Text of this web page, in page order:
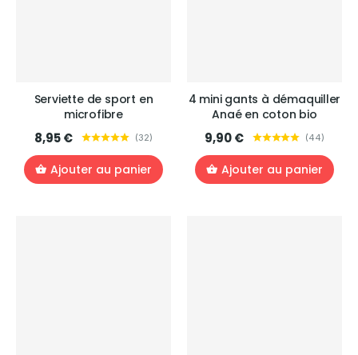
Serviette de sport en
microfibre
8,95 € (32)
Ajouter au panier
4 mini gants à démaquiller
Anaé en coton bio
9,90 € (44)
Ajouter au panier